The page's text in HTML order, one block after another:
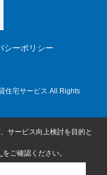
シーポリシー
住宅サービス All Rights
サービス向上検討を目的と
をご確認ください。